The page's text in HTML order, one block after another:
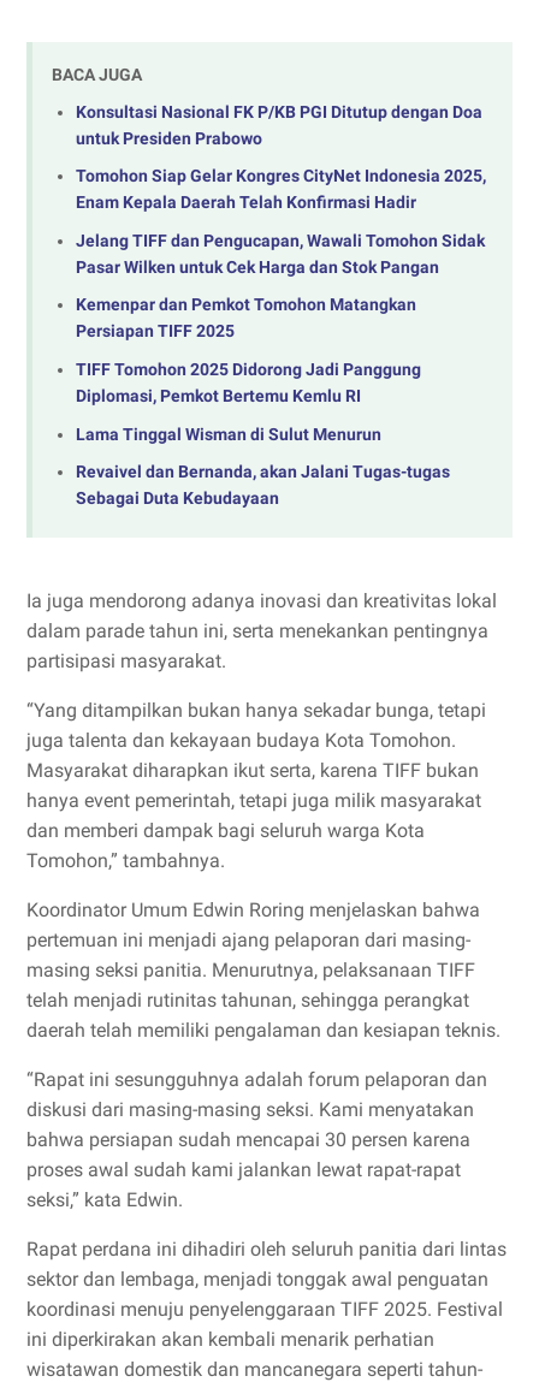
BACA JUGA
Konsultasi Nasional FK P/KB PGI Ditutup dengan Doa
untuk Presiden Prabowo
Tomohon Siap Gelar Kongres CityNet Indonesia 2025,
Enam Kepala Daerah Telah Konfirmasi Hadir
Jelang TIFF dan Pengucapan, Wawali Tomohon Sidak
Pasar Wilken untuk Cek Harga dan Stok Pangan
Kemenpar dan Pemkot Tomohon Matangkan
Persiapan TIFF 2025
TIFF Tomohon 2025 Didorong Jadi Panggung
Diplomasi, Pemkot Bertemu Kemlu RI
Lama Tinggal Wisman di Sulut Menurun
Revaivel dan Bernanda, akan Jalani Tugas-tugas
Sebagai Duta Kebudayaan
Ia juga mendorong adanya inovasi dan kreativitas lokal
dalam parade tahun ini, serta menekankan pentingnya
partisipasi masyarakat.
“Yang ditampilkan bukan hanya sekadar bunga, tetapi
juga talenta dan kekayaan budaya Kota Tomohon.
Masyarakat diharapkan ikut serta, karena TIFF bukan
hanya event pemerintah, tetapi juga milik masyarakat
dan memberi dampak bagi seluruh warga Kota
Tomohon,” tambahnya.
Koordinator Umum Edwin Roring menjelaskan bahwa
pertemuan ini menjadi ajang pelaporan dari masing-
masing seksi panitia. Menurutnya, pelaksanaan TIFF
telah menjadi rutinitas tahunan, sehingga perangkat
daerah telah memiliki pengalaman dan kesiapan teknis.
“Rapat ini sesungguhnya adalah forum pelaporan dan
diskusi dari masing-masing seksi. Kami menyatakan
bahwa persiapan sudah mencapai 30 persen karena
proses awal sudah kami jalankan lewat rapat-rapat
seksi,” kata Edwin.
Rapat perdana ini dihadiri oleh seluruh panitia dari lintas
sektor dan lembaga, menjadi tonggak awal penguatan
koordinasi menuju penyelenggaraan TIFF 2025. Festival
ini diperkirakan akan kembali menarik perhatian
wisatawan domestik dan mancanegara seperti tahun-